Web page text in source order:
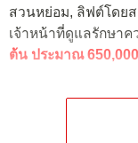
สวนหย่อม, ลิฟต์โดยส
เจ้าหน้าที่ดูแลรักษา
ต้น ประมาณ